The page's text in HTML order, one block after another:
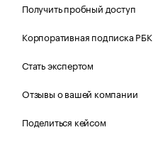
Получить пробный доступ
Корпоративная подписка РБК
Стать экспертом
Отзывы о вашей компании
Поделиться кейсом